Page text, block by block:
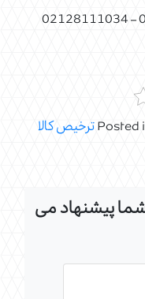
Postedترخیص کالا
شما پیشنهاد می